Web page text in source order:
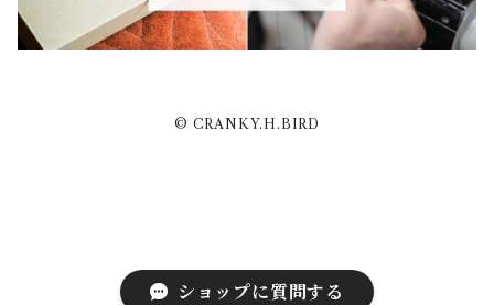
ショップに質問する
© CRANKY.H.BIRD